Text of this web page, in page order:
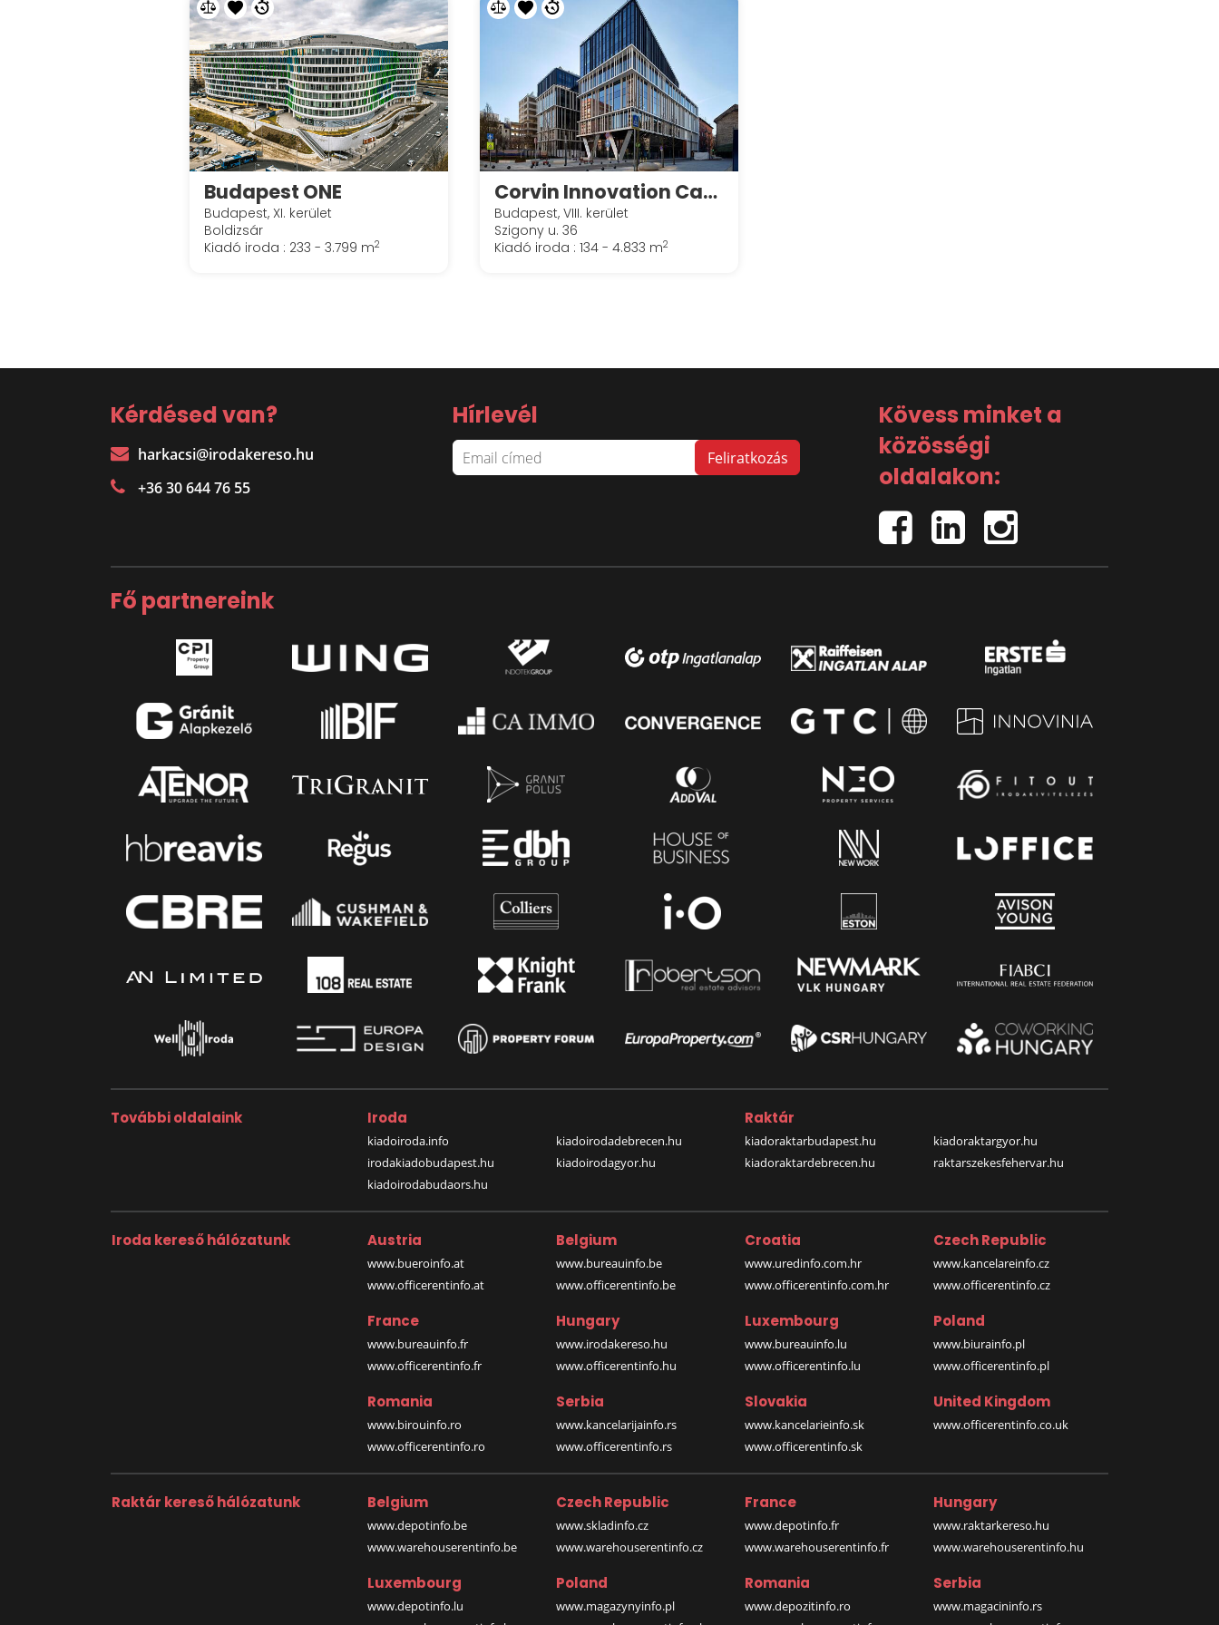
Budapest ONE
Budapest, XI. kerület
Boldizsár
Kiadó iroda : 233 - 3.799 m2
Corvin Innovation Campus
Budapest, VIII. kerület
Szigony u. 36
Kiadó iroda : 134 - 4.833 m2
Kérdésed van?
harkacsi@irodakereso.hu
+36 30 644 76 55
Hírlevél
Kövess minket a
közösségi
oldalakon:
Fő partnereink
További oldalaink Iroda
kiadoiroda.info
irodakiadobudapest.hu
kiadoirodabudaors.hu
kiadoirodadebrecen.hu
kiadoirodagyor.hu
Raktár
kiadoraktarbudapest.hu
kiadoraktardebrecen.hu
kiadoraktargyor.hu
raktarszekesfehervar.hu
Iroda kereső hálózatunk Austria
www.bueroinfo.at
www.officerentinfo.at
Belgium
www.bureauinfo.be
www.officerentinfo.be
Croatia
www.uredinfo.com.hr
www.officerentinfo.com.hr
Czech Republic
www.kancelareinfo.cz
www.officerentinfo.cz
France
www.bureauinfo.fr
www.officerentinfo.fr
Hungary
www.irodakereso.hu
www.officerentinfo.hu
Luxembourg
www.bureauinfo.lu
www.officerentinfo.lu
Poland
www.biurainfo.pl
www.officerentinfo.pl
Romania
www.birouinfo.ro
www.officerentinfo.ro
Serbia
www.kancelarijainfo.rs
www.officerentinfo.rs
Slovakia
www.kancelarieinfo.sk
www.officerentinfo.sk
United Kingdom
www.officerentinfo.co.uk
Raktár kereső hálózatunk Belgium
www.depotinfo.be
www.warehouserentinfo.be
Czech Republic
www.skladinfo.cz
www.warehouserentinfo.cz
France
www.depotinfo.fr
www.warehouserentinfo.fr
Hungary
www.raktarkereso.hu
www.warehouserentinfo.hu
Luxembourg
www.depotinfo.lu
Poland
www.magazynyinfo.pl
Romania
www.depozitinfo.ro
Serbia
www.magacininfo.rs